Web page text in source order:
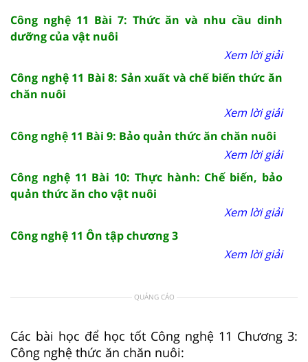
Công nghệ 11 Bài 7: Thức ăn và nhu cầu dinh
dưỡng của vật nuôi
Xem lời giải
Công nghệ 11 Bài 8: Sản xuất và chế biến thức ăn
chăn nuôi
Xem lời giải
Công nghệ 11 Bài 9: Bảo quản thức ăn chăn nuôi
Xem lời giải
Công nghệ 11 Bài 10: Thực hành: Chế biến, bảo
quản thức ăn cho vật nuôi
Xem lời giải
Công nghệ 11 Ôn tập chương 3
Xem lời giải
QUẢNG CÁO
Các bài học để học tốt Công nghệ 11 Chương 3:
Công nghệ thức ăn chăn nuôi: